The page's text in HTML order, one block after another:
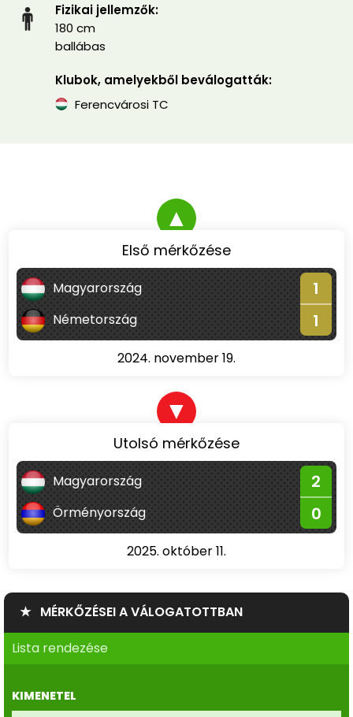
Fizikai jellemzők:
180 cm
ballábas
Klubok, amelyekből beválogatták:
Ferencvárosi TC
▲
Első mérkőzése
Magyarország 1
Németország 1
2024. november 19.
▼
Utolsó mérkőzése
Magyarország 2
Örményország 0
2025. október 11.
★ MÉRKŐZÉSEI A VÁLOGATOTTBAN
Lista rendezése
KIMENETEL